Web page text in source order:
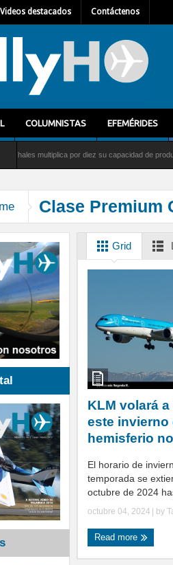
Videos destacados Contáctenos
COLUMNISTAS EFEMÉRIDES
multiplica por diez su capacidad de producción
Clase Premium
Grid
KLM volará
este invierno
hemisferio
El horario de
temporada se
octubre de 2024
octubre 04, 2024 | by
Read more